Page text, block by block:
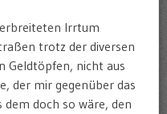
Irrtum
trotz der diversen
Geldtöpfen, nicht aus
der mir gegenüber das
doch so wäre, den